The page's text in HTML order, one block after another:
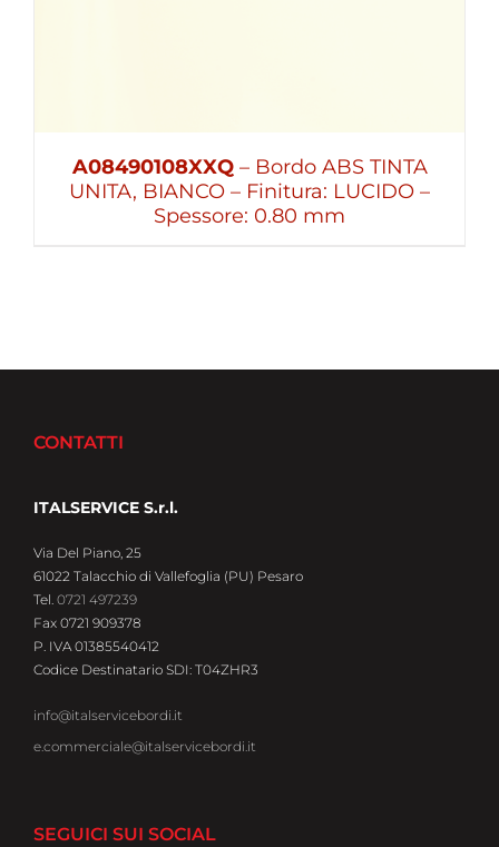
A08490108XXQ – Bordo ABS TINTA
UNITA, BIANCO – Finitura: LUCIDO –
Spessore: 0.80 mm
CONTATTI
ITALSERVICE S.r.l.
Via Del Piano, 25
61022 Talacchio di Vallefoglia (PU) Pesaro
Tel. 0721 497239
Fax 0721 909378
P. IVA 01385540412
Codice Destinatario SDI: T04ZHR3
info@italservicebordi.it
e.commerciale@italservicebordi.it
SEGUICI SUI SOCIAL